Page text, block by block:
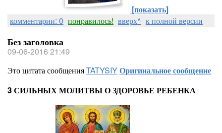
[показать]
комментарии: 0 понравилось! вверх^ к полной версии
Без заголовка
09-06-2016 21:49
Это цитата сообщенияTATYSIYОригинальное сообщение
3 СИЛЬНЫХ МОЛИТВЫ О ЗДОРОВЬЕ РЕБЕНКА